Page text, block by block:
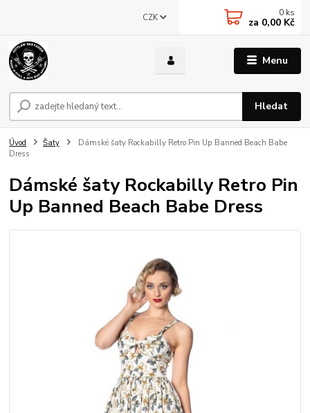
Menu
CZK
Hledat
0 ks
za 0,00 Kč
Úvod Šaty
Dámské šaty Rockabilly Retro Pin Up Banned Beach Babe
Dress
Dámské šaty Rockabilly Retro Pin
Up Banned Beach Babe Dress